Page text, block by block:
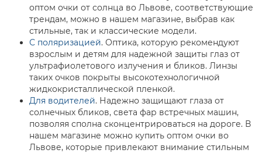
оптом очки от солнца во Львове, соответствующие
трендам, можно в нашем магазине, выбрав как
стильные, так и классические модели.
С поляризацией. Оптика, которую рекомендуют
взрослым и детям для надежной защиты глаз от
ультрафиолетового излучения и бликов. Линзы
таких очков покрыты высокотехнологичной
жидкокристаллической пленкой.
Для водителей. Надежно защищают глаза от
солнечных бликов, света фар встречных машин,
позволяя сполна сконцентрироваться на дороге. В
нашем магазине можно купить оптом очки во
Львове, которые привлекают внимание стильным